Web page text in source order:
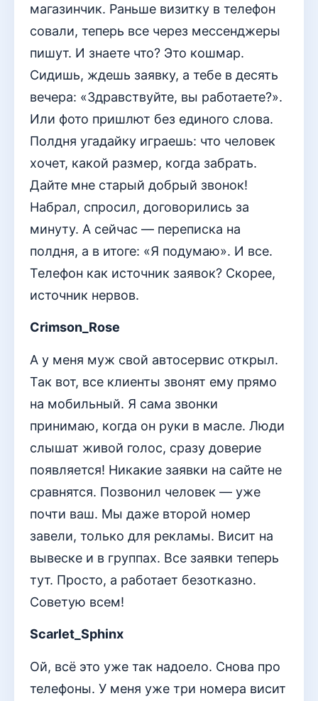
магазинчик. Раньше визитку в телефон
совали, теперь все через мессенджеры
пишут. И знаете что? Это кошмар.
Сидишь, ждешь заявку, а тебе в десять
вечера: «Здравствуйте, вы работаете?».
Или фото пришлют без единого слова.
Полдня угадайку играешь: что человек
хочет, какой размер, когда забрать.
Дайте мне старый добрый звонок!
Набрал, спросил, договорились за
минуту. А сейчас — переписка на
полдня, а в итоге: «Я подумаю». И все.
Телефон как источник заявок? Скорее,
источник нервов.
Crimson_Rose
А у меня муж свой автосервис открыл.
Так вот, все клиенты звонят ему прямо
на мобильный. Я сама звонки
принимаю, когда он руки в масле. Люди
слышат живой голос, сразу доверие
появляется! Никакие заявки на сайте не
сравнятся. Позвонил человек — уже
почти ваш. Мы даже второй номер
завели, только для рекламы. Висит на
вывеске и в группах. Все заявки теперь
тут. Просто, а работает безотказно.
Советую всем!
Scarlet_Sphinx
Ой, всё это уже так надоело. Снова про
телефоны. У меня уже три номера висит